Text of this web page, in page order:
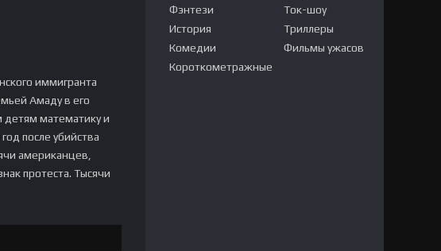
иммигранта
Амаду в его
детям математику и
после убийства
американцев,
протеста. Тысячи
Фэнтези
История
Комедии
Короткометражные
Ток-шоу
Триллеры
Фильмы ужасов